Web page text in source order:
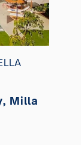
Milla